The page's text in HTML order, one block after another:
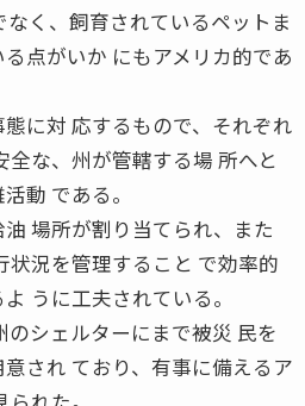
なく、飼育されているペットま
点がいか にもアメリカ的であ
に対 応するもので、それぞれ
な、州が管轄する場 所へと
動 である。
場所が割り当てられ、また
状況を管理すること で効率的
うに工夫されている。
シェルターにまで被災 民を
され ており、有事に備えるア